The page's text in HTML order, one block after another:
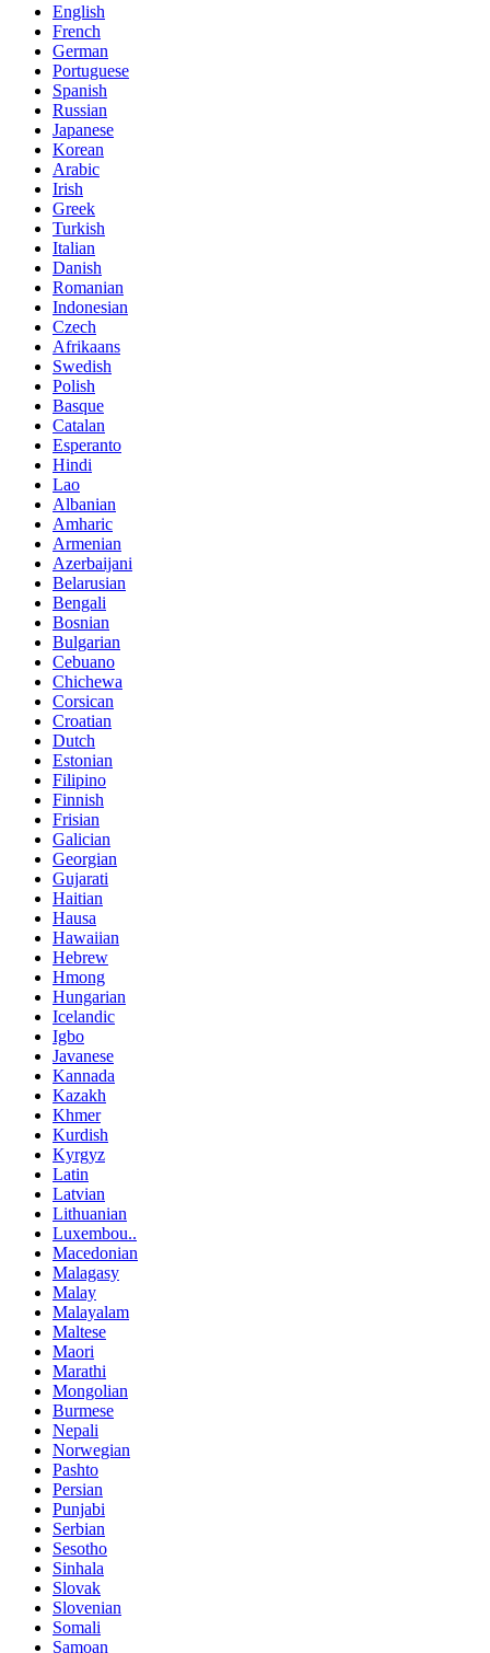
English
French
German
Portuguese
Spanish
Russian
Japanese
Korean
Arabic
Irish
Greek
Turkish
Italian
Danish
Romanian
Indonesian
Czech
Afrikaans
Swedish
Polish
Basque
Catalan
Esperanto
Hindi
Lao
Albanian
Amharic
Armenian
Azerbaijani
Belarusian
Bengali
Bosnian
Bulgarian
Cebuano
Chichewa
Corsican
Croatian
Dutch
Estonian
Filipino
Finnish
Frisian
Galician
Georgian
Gujarati
Haitian
Hausa
Hawaiian
Hebrew
Hmong
Hungarian
Icelandic
Igbo
Javanese
Kannada
Kazakh
Khmer
Kurdish
Kyrgyz
Latin
Latvian
Lithuanian
Luxembou..
Macedonian
Malagasy
Malay
Malayalam
Maltese
Maori
Marathi
Mongolian
Burmese
Nepali
Norwegian
Pashto
Persian
Punjabi
Serbian
Sesotho
Sinhala
Slovak
Slovenian
Somali
Samoan